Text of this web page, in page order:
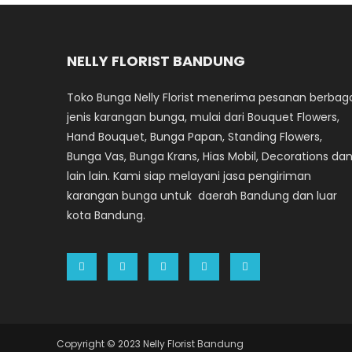
NELLY FLORIST BANDUNG
Toko Bunga Nelly Florist menerima pesanan
jenis karangan bunga, mulai dari Bouquet Flowers,
Hand Bouquet, Bunga Papan, Standing Flowers,
Bunga Vas, Bunga Krans, Hias Mobil, Decorations dan
lain lain. Kami siap melayani jasa pengiriman
karangan bunga untuk daerah Bandung dan luar
kota Bandung.
Copyright © 2023 Nelly Florist Bandung